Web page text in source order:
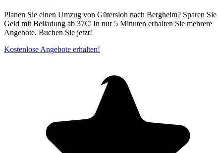
Planen Sie einen Umzug von Gütersloh nach Bergheim? Sparen Sie
Geld mit Beiladung ab 37€! In nur 5 Minuten erhalten Sie mehrere
Angebote. Buchen Sie jetzt!
Kostenlose Angebote erhalten!